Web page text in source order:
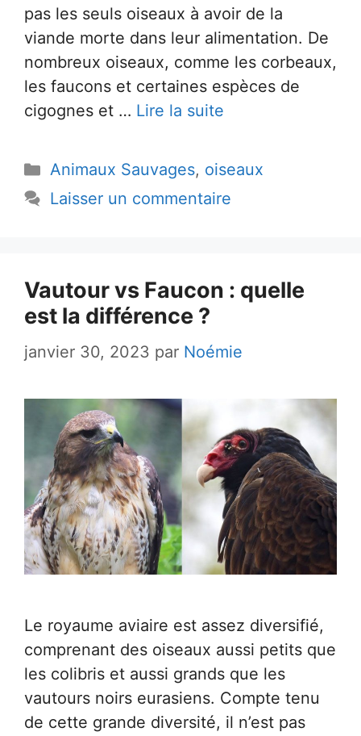
pas les seuls oiseaux à avoir de la
viande morte dans leur alimentation. De
nombreux oiseaux, comme les corbeaux,
les faucons et certaines espèces de
cigognes et … Lire la suite
Catégories
Animaux Sauvages, oiseaux
Laisser un commentaire
Vautour vs Faucon : quelle
est la différence ?
janvier 30, 2023 par Noémie
Le royaume aviaire est assez diversifié,
comprenant des oiseaux aussi petits que
les colibris et aussi grands que les
vautours noirs eurasiens. Compte tenu
de cette grande diversité, il n’est pas